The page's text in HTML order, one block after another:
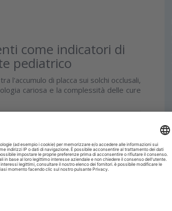
come indicatori di
pediatrico
l'accumulo di placca sui solchi occlusali,
cariosa e la complessità delle cure
il ruolo dei